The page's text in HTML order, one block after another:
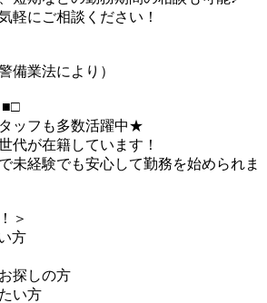
軽にご相談ください！
業法により）
■□
ッフも多数活躍中★
代が在籍しています！
未経験でも安心して勤務を始められま
＞
方
探しの方
い方